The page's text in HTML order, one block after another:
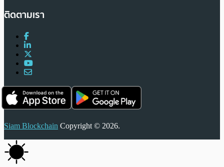
ติดตามเรา
Siam Blockchain Copyright © 2026.